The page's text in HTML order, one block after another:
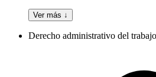
Ver más ↓
Derecho administrativo del